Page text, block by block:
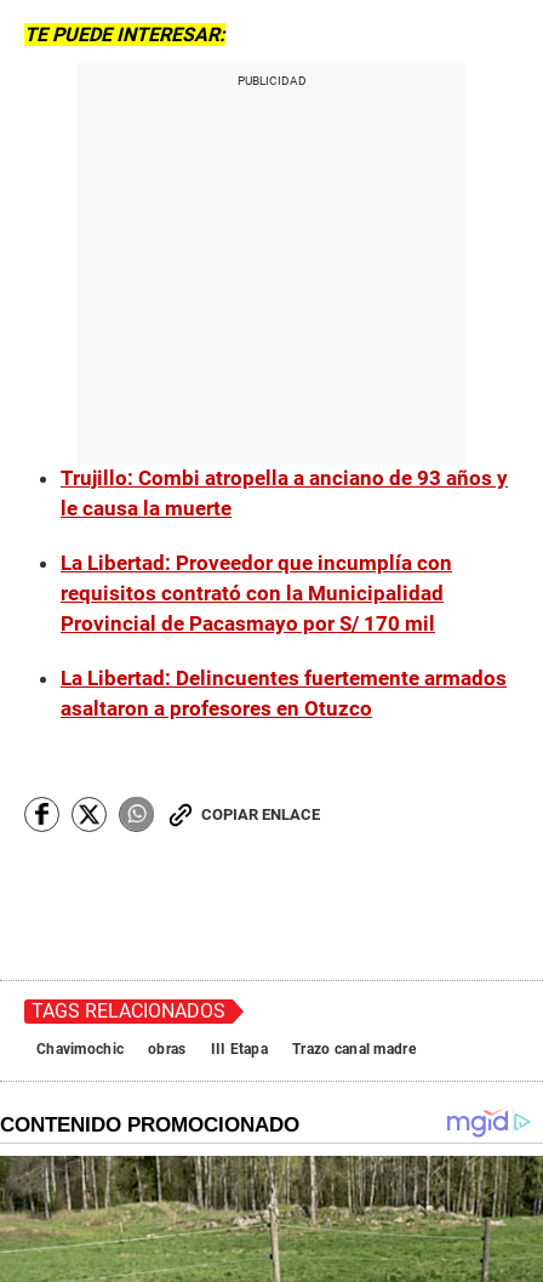
TE PUEDE INTERESAR:
Trujillo: Combi atropella a anciano de 93 años y
le causa la muerte
La Libertad: Proveedor que incumplía con
requisitos contrató con la Municipalidad
Provincial de Pacasmayo por S/ 170 mil
La Libertad: Delincuentes fuertemente armados
asaltaron a profesores en Otuzco
COPIAR ENLACE
TAGS RELACIONADOS
Chavimochic obras III Etapa Trazo canal madre